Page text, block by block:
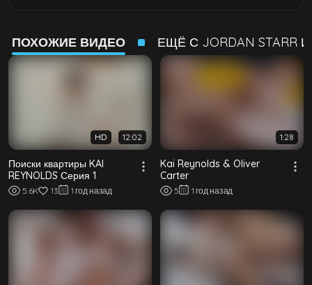
как Кай был очарован вкусом моего петуха, я тоже был
поражен вкусом его задницы, я не понимал, как долго я
его обнимал. Теперь, на всех четвереньках,
очаровательное крошечное дно толкнуло себя на матрас
из него. Внезапно в кармане пустое дно безмолвно
наслаждаясь моим гребаным приходит к жизни, когда он
умоляет меня бросить.
ПОХОЖИЕ ВИДЕО ЕЩЁ С JORDAN STARR И
HD 12:02
Поиски квартиры KAI
REYNOLDS Серия 1
5.6K 13 1 год назад
1:28
Kai Reynolds & Oliver
Carter
5 1 год назад